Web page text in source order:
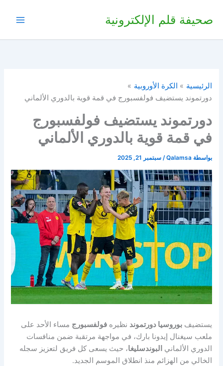
صحيفة قلم الإلكترونية
الرئيسية
الكرة الأوروبية
دورتموند يستضيف فولفسبورج في قمة قوية بالدوري الألماني
دورتموند يستضيف فولفسبورج
في قمة قوية بالدوري الألماني
بواسطة Qalamsa
/سبتمبر 21, 2025
يستضيفبوروسيا دورتموند نظيرهفولفسبورج مساء الأحد على
ملعب سيغنال إيدونا بارك، في مواجهة مرتقبة ضمن منافسات
الدوري الألماني البوندسليغا، حيث يسعى كل فريق لتعزيز سجله
الخالي من الهزائم منذ انطلاق الموسم الجديد.